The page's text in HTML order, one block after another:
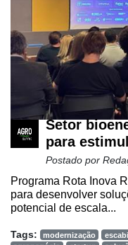
Setor
para
Postado por
Programa Rota Inova
para desenvolver
potencial de escala...
Tags: modernização